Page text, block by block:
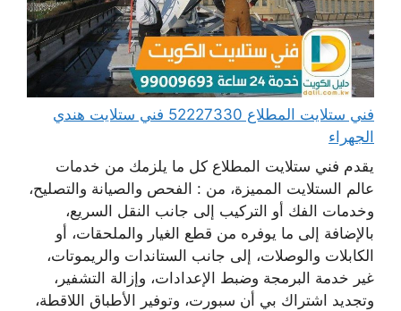
فني ستلايت المطلاع 52227330 فني ستلايت هندي
الجهراء
يقدم فني ستلايت المطلاع كل ما يلزمك من خدمات
عالم الستلايت المميزة، من : الفحص والصيانة والتصليح،
وخدمات الفك أو التركيب إلى جانب النقل السريع،
بالإضافة إلى ما يوفره من قطع الغيار والملحقات، أو
الكابلات والوصلات، إلى جانب الستاندات والريموتات،
غير خدمة البرمجة وضبط الإعدادات، وإزالة التشفير،
وتجديد اشتراك بي أن سبورت، وتوفير الأطباق اللاقطة،